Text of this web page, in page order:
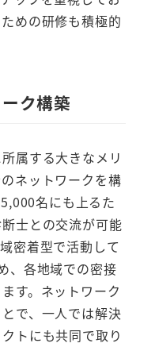
めの研修も積極的
ク構築
属する大きなメリ
ネットワークを構
名にも上るた
士との交流が可能
密着型で活動して
、各地域での密接
す。ネットワーク
で、一人では解決
トにも共同で取り